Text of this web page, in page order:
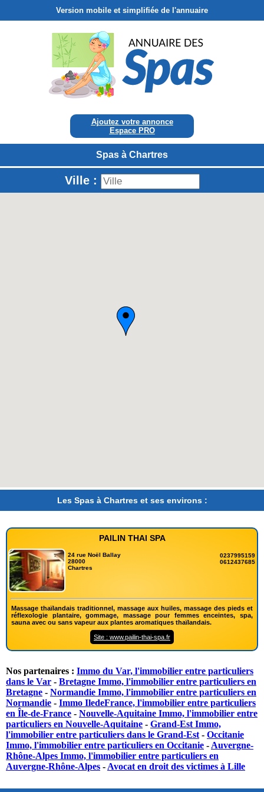
Version mobile et simplifiée de l'annuaire
Ajoutez votre annonce
Espace PRO
Spas à Chartres
Ville :
Les Spas à Chartres et ses environs :
PAILIN THAI SPA
24 rue Noël Ballay
28000
Chartres
0237995159
0612437685
Massage thaïlandais traditionnel, massage aux huiles, massage des pieds et
réflexologie plantaire, gommage, massage pour femmes enceintes, spa,
sauna avec ou sans vapeur aux plantes aromatiques thaïlandais.
Site : www.pailin-thai-spa.fr
Nos partenaires : Immo du Var, l'immobilier entre particuliers
dans le Var - Bretagne Immo, l'immobilier entre particuliers en
Bretagne - Normandie Immo, l'immobilier entre particuliers en
Normandie - Immo IledeFrance, l'immobilier entre particuliers
en Île-de-France - Nouvelle-Aquitaine Immo, l'immobilier entre
particuliers en Nouvelle-Aquitaine - Grand-Est Immo,
l'immobilier entre particuliers dans le Grand-Est - Occitanie
Immo, l'immobilier entre particuliers en Occitanie - Auvergne-
Rhône-Alpes Immo, l'immobilier entre particuliers en
Auvergne-Rhône-Alpes - Avocat en droit des victimes à Lille